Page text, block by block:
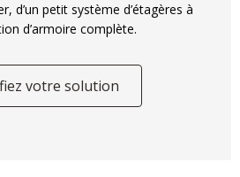
d’un petit système d’étagères à
d’armoire complète.
votre solution